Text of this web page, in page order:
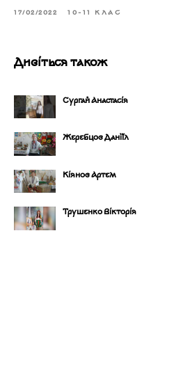
17/02/2022 10-11 КЛАС
Дивіться також
Сургай Анастасія
Жеребцов Даніїл
Кіянов Артем
Трушенко Вікторія